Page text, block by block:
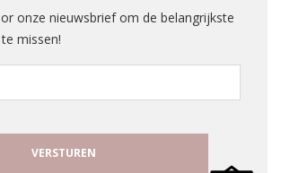
onze nieuwsbrief om de belangrijkste
missen!